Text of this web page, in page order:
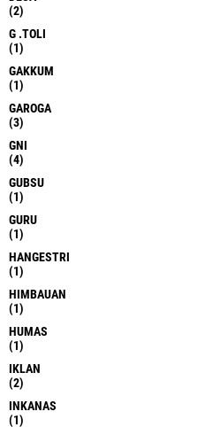
(2)
G .TOLI
(1)
GAKKUM
(1)
GAROGA
(3)
GNI
(4)
GUBSU
(1)
GURU
(1)
HANGESTRI
(1)
HIMBAUAN
(1)
HUMAS
(1)
IKLAN
(2)
INKANAS
(1)